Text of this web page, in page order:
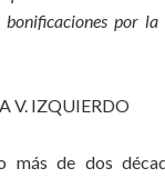
por la
V. IZQUIERDO
más de dos